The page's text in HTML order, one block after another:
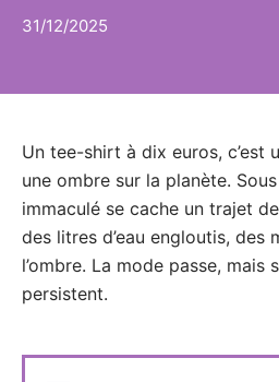
31/12/2025
Un tee-shirt à dix euros, c’est
une ombre sur la planète.
immaculé se cache un trajet
des litres d’eau engloutis, des
l’ombre. La mode passe, mais
persistent.